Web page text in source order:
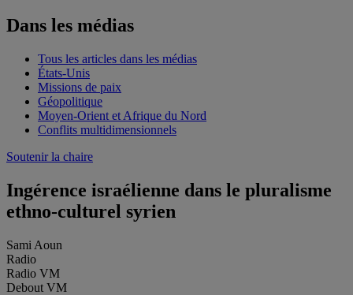
Dans les médias
Tous les articles dans les médias
États-Unis
Missions de paix
Géopolitique
Moyen-Orient et Afrique du Nord
Conflits multidimensionnels
Soutenir la chaire
Ingérence israélienne dans le pluralisme
ethno-culturel syrien
Sami Aoun
Radio
Radio VM
Debout VM